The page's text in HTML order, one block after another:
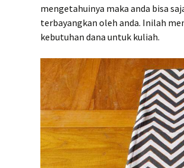
mengetahuinya maka anda bisa
terbayangkan oleh anda. Inilah
kebutuhan dana untuk kuliah.